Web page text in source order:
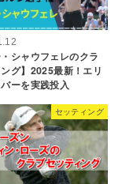
・シャウフェレのクラ
グ】2025最新！エリ
ーを実践投入
セッティング